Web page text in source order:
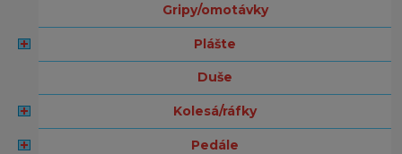
gripy/omotávky
plášte
duše
kolesá/ráfky
pedále